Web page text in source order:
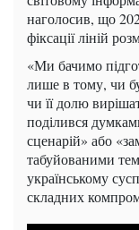
наголосив, що
фіксації ліній
«Ми бачимо
лише в тому, чи
чи її долю
поділився
сценарій» або
табуйованими
українському
складних